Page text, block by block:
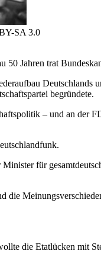
SA 3.0
50 Jahren trat
Deutschlands
begründete.
– und an der
für
die
die Etatlücken mit